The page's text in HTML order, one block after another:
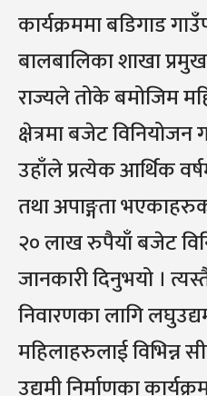
कार्यक्रममा बडिगाड
बालबालिका शाखा
राज्यले तोके बमोजिम
क्षेत्रमा बजेट
उहाँले प्रत्येक आर्थिक
तथा अपाङ्गता
२० लाख रुपैयाँ बजेट
जानकारी दिनुभयो ।
निवारणका लागि
महिलाहरुलाई विभिन्न
उद्यमी निर्माणका